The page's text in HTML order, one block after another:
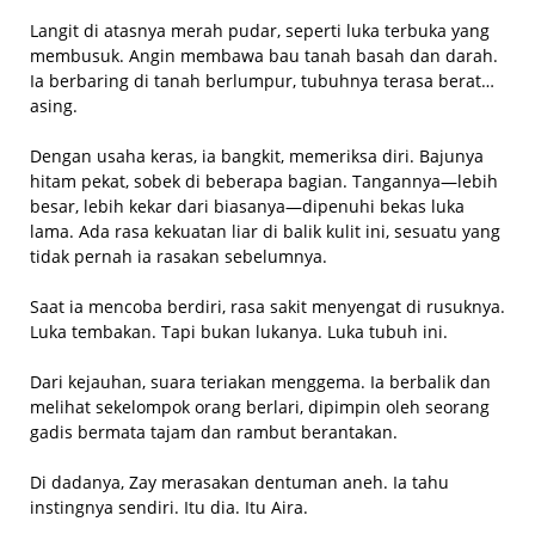
Langit di atasnya merah pudar, seperti luka terbuka yang
membusuk. Angin membawa bau tanah basah dan darah.
Ia berbaring di tanah berlumpur, tubuhnya terasa berat…
asing.
Dengan usaha keras, ia bangkit, memeriksa diri. Bajunya
hitam pekat, sobek di beberapa bagian. Tangannya—lebih
besar, lebih kekar dari biasanya—dipenuhi bekas luka
lama. Ada rasa kekuatan liar di balik kulit ini, sesuatu yang
tidak pernah ia rasakan sebelumnya.
Saat ia mencoba berdiri, rasa sakit menyengat di rusuknya.
Luka tembakan. Tapi bukan lukanya. Luka tubuh ini.
Dari kejauhan, suara teriakan menggema. Ia berbalik dan
melihat sekelompok orang berlari, dipimpin oleh seorang
gadis bermata tajam dan rambut berantakan.
Di dadanya, Zay merasakan dentuman aneh. Ia tahu
instingnya sendiri. Itu dia. Itu Aira.